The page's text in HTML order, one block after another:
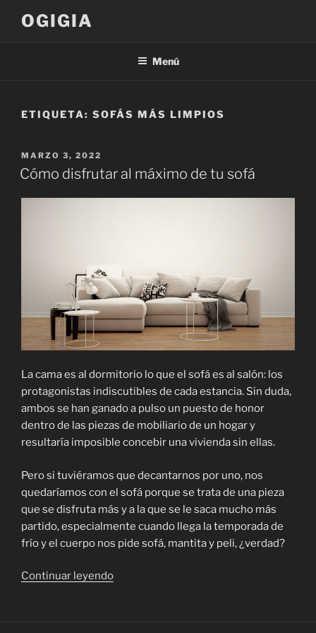
OGIGIA
Menú
ETIQUETA: SOFÁS MÁS LIMPIOS
PUBLICADO
EL
MARZO 3, 2022
Cómo disfrutar al máximo de tu sofá
La cama es al dormitorio lo que el sofá es al salón: los
protagonistas indiscutibles de cada estancia. Sin duda,
ambos se han ganado a pulso un puesto de honor
dentro de las piezas de mobiliario de un hogar y
resultaría imposible concebir una vivienda sin ellas.
Pero si tuviéramos que decantarnos por uno, nos
quedaríamos con el sofá porque se trata de una pieza
que se disfruta más y a la que se le saca mucho más
partido, especialmente cuando llega la temporada de
frío y el cuerpo nos pide sofá, mantita y peli, ¿verdad?
Continuar leyendo«Cómo